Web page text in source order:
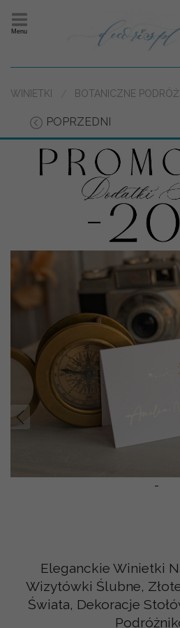
Menu
WINIETKI BOTANICZNE
POPRZEDNI
-
Prev
Eleganckie Winietki
Wizytówki Ślubne,
Świata, Dekoracje